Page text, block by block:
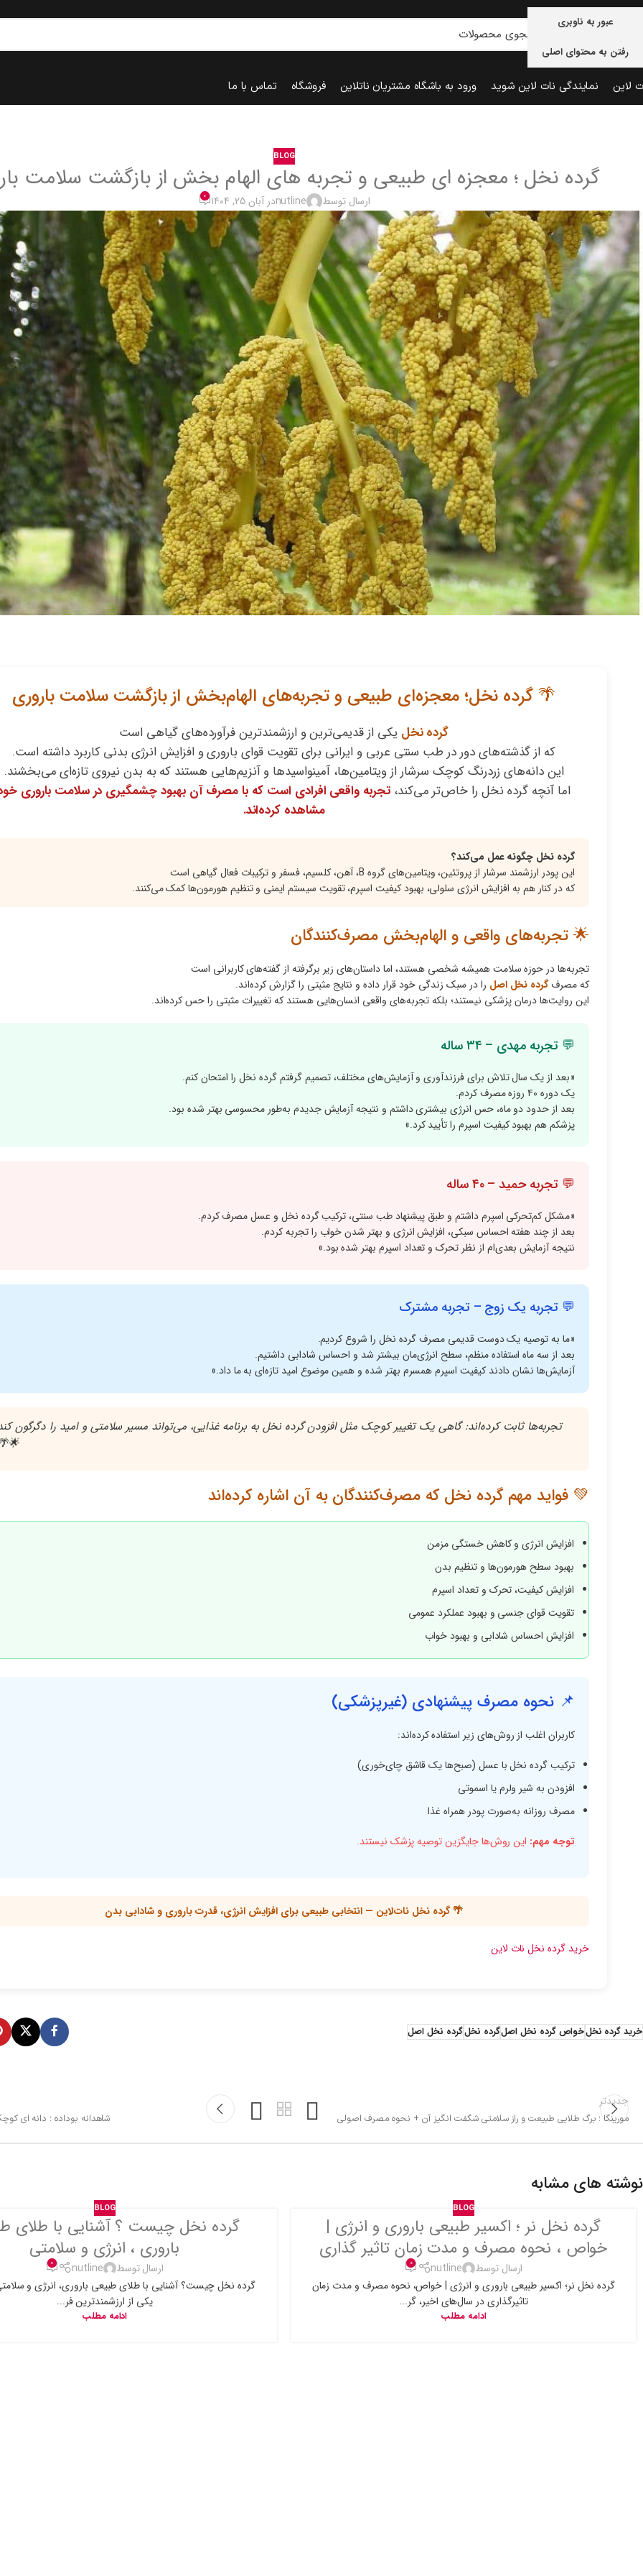
عبور به ناوبری
رفتن به محتوای اصلی
لاین نمایندگی نات لاین شوید ورود به باشگاه مشتریان ناتلاین فروشگاه تماس با ما
خانه blog
BLOG
گرده نخل ؛ معجزه ای طبیعی و تجربه های الهام بخش از بازگشت سلامت
ارسال توسط nutlineدر آبان 25, 1404 0
🌴 گرده نخل؛ معجزه‌ای طبیعی و تجربه‌های الهام‌بخش از بازگشت سلامت باروری
گرده نخل یکی از قدیمی‌ترین و ارزشمندترین فرآورده‌های گیاهی است
که از گذشته‌های دور در طب سنتی عربی و ایرانی برای تقویت قوای باروری و افزایش انرژی بدنی کاربرد داشته است.
این دانه‌های زردرنگ کوچک سرشار از ویتامین‌ها، آمینواسیدها و آنزیم‌هایی هستند که به بدن نیروی تازه‌ای می‌بخشند.
اما آنچه گرده نخل را خاص‌تر می‌کند،تجربه‌ واقعی افرادی است که با مصرف آن بهبود چشمگیری در سلامت باروری
مشاهده کرده‌اند.
گرده نخل چگونه عمل می‌کند؟
این پودر ارزشمند سرشار از پروتئین، ویتامین‌های گروه B، آهن، کلسیم، فسفر و ترکیبات فعال گیاهی است
که در کنار هم به افزایش انرژی سلولی، بهبود کیفیت اسپرم، تقویت سیستم ایمنی و تنظیم هورمون‌ها کمک می‌کنند.
🌟 تجربه‌های واقعی و الهام‌بخش مصرف‌کنندگان
تجربه‌ها در حوزه سلامت همیشه شخصی هستند، اما داستان‌های زیر برگرفته از گفته‌های کاربرانی است
که مصرفگرده نخل اصل را در سبک زندگی خود قرار داده و نتایج مثبتی را گزارش کرده‌اند.
این روایت‌ها درمان پزشکی نیستند؛ بلکه تجربه‌های واقعی انسان‌هایی هستند که تغییرات مثبتی را حس کرده‌اند.
💬 تجربه مهدی – ۳۴ ساله
«بعد از یک سال تلاش برای فرزندآوری و آزمایش‌های مختلف، تصمیم گرفتم گرده نخل را امتحان کنم.
یک دوره ۴۰ روزه مصرف کردم.
بعد از حدود دو ماه، حس انرژی بیشتری داشتم و نتیجه آزمایش جدیدم به‌طور محسوسی بهتر شده بود.
پزشکم هم بهبود کیفیت اسپرم را تأیید کرد.»
💬 تجربه حمید – ۴۰ ساله
«مشکل کم‌تحرکی اسپرم داشتم و طبق پیشنهاد طب سنتی، ترکیب گرده نخل و عسل مصرف کردم.
بعد از چند هفته احساس سبکی، افزایش انرژی و بهتر شدن خواب را تجربه کردم.
نتیجه آزمایش بعدی‌ام از نظر تحرک و تعداد اسپرم بهتر شده بود.»
💬 تجربه یک زوج – تجربه مشترک
«ما به توصیه یک دوست قدیمی مصرف گرده نخل را شروع کردیم.
بعد از سه ماه استفاده منظم، سطح انرژی‌مان بیشتر شد و احساس شادابی داشتیم.
آزمایش‌ها نشان دادند کیفیت اسپرم همسرم بهتر شده و همین موضوع امید تازه‌ای به ما داد.»
تجربه‌ها ثابت کرده‌اند: گاهی یک تغییر کوچک مثل افزودن گرده نخل به برنامه غذایی، می‌تواند مسیر سلامتی و امید را دگرگون
💚 فواید مهم گرده نخل که مصرف‌کنندگان به آن اشاره کرده‌اند
افزایش انرژی و کاهش خستگی مزمن
بهبود سطح هورمون‌ها و تنظیم بدن
افزایش کیفیت، تحرک و تعداد اسپرم
تقویت قوای جنسی و بهبود عملکرد عمومی
افزایش احساس شادابی و بهبود خواب
📌 نحوه مصرف پیشنهادی (غیرپزشکی)
کاربران اغلب از روش‌های زیر استفاده کرده‌اند:
ترکیب گرده نخل با عسل (صبح‌ها یک قاشق چای‌خوری)
افزودن به شیر ولرم یا اسموتی
مصرف روزانه به‌صورت پودر همراه غذا
توجه مهم: این روش‌ها جایگزین توصیه پزشک نیستند.
🌴 گرده نخل نات‌لاین — انتخابی طبیعی برای افزایش انرژی، قدرت باروری و شادابی بدن
خرید گرده نخل نات لاین
خرید گرده نخلخواص گرده نخل اصلگرده نخلگرده نخل اصل
جدیدتر
مورینگا ؛ برگ طلایی طبیعت و راز سلامتی شگفت انگیز آن + نحوه مصرف اصولی شاهدانه بوداده ؛ دانه ای
نوشته های مشابه
BLOG
گرده نخل نر ؛ اکسیر طبیعی باروری و انرژی |
خواص ، نحوه مصرف و مدت زمان تاثیر گذاری
ارسال توسط nutline
0
گرده نخل نر؛ اکسیر طبیعی باروری و انرژی | خواص، نحوه مصرف و مدت زمان
تاثیرگذاری در سال‌های اخیر، گر...
ادامه مطلب
BLOG
گرده نخل چیست ؟ آشنایی با طلای
باروری ، انرژی و سلامتی
ارسال توسط nutline
0
گرده نخل چیست؟ آشنایی با طلای طبیعی باروری، انرژی و
یکی از ارزشمندترین فر...
ادامه مطلب